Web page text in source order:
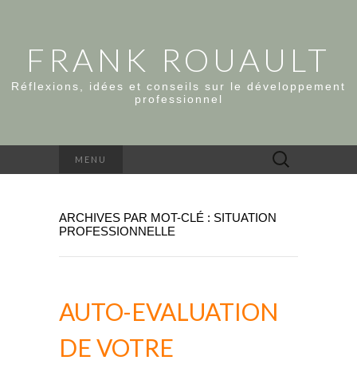
FRANK ROUAULT
Réflexions, idées et conseils sur le développement
professionnel
MENU Rechercher :
ARCHIVES PAR MOT-CLÉ : SITUATION
PROFESSIONNELLE
AUTO-EVALUATION
DE VOTRE